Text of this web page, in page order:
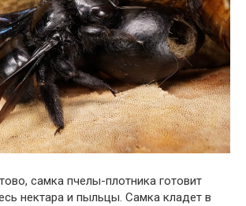
самка пчелы-плотника готовит
нектара и пыльцы. Самка кладет в